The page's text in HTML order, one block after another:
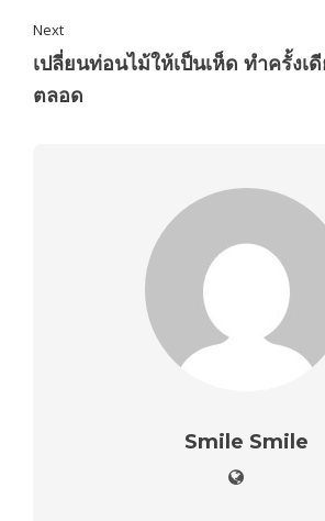
Next
เปลี่ยนท่อนไม้ให้เป็นเห็ด ทำครั้งเ
ตลอด
Smile Smile